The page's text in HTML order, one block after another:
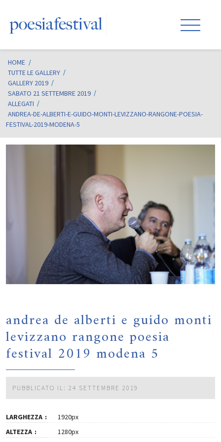
HOME /
TUTTE LE GALLERY
GALLERY 2019
SABATO 21 SETTEMBRE 2019
ALLEGATI
ANDREA-DE-ALBERTI-E-GUIDO-MONTI-LEVIZZANO-RANGONE-POESIA-
FESTIVAL-2019-MODENA-5
andrea de alberti e guido monti
levizzano rangone poesia
festival 2019 modena 5
PUBBLICATO IL: 24 SETTEMBRE 2019
LARGHEZZA
1920px
ALTEZZA
1280px